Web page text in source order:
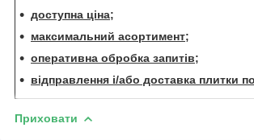
доступна ціна;
максимальний асортимент;
оперативна обробка запитів;
відправлення і/або доставка плитки по
Приховати